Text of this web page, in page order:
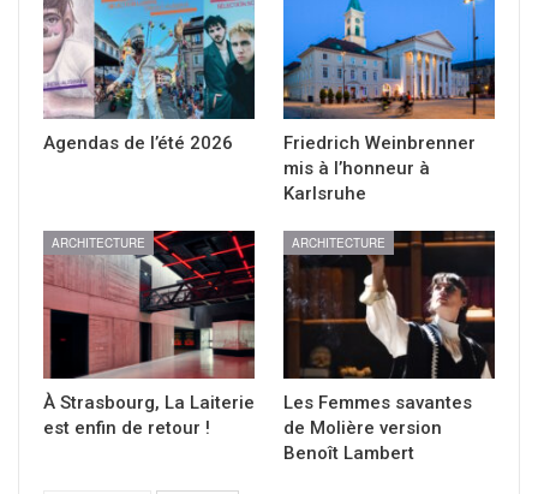
Agendas de l’été 2026
Friedrich Weinbrenner
mis à l’honneur à
Karlsruhe
ARCHITECTURE
À Strasbourg, La Laiterie
est enfin de retour !
ARCHITECTURE
Les Femmes savantes
de Molière version
Benoît Lambert